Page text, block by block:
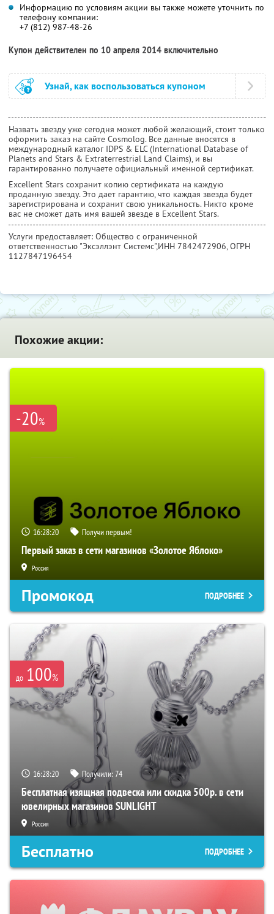
Информацию по условиям акции вы также можете уточнить по
телефону компании:
+7 (812) 987-48-26
Купон действителен по 10 апреля 2014 включительно
Узнай, как воспользоваться купоном
Назвать звезду уже сегодня может любой желающий, стоит только
оформить заказ на сайте Cosmolog. Все данные вносятся в
международный каталог IDPS & ELC (International Database of
Planets and Stars & Extraterrestrial Land Claims), и вы
гарантированно получаете официальный именной сертификат.
Excellent Stars сохранит копию сертификата на каждую
проданную звезду. Это дает гарантию, что каждая звезда будет
зарегистрирована и сохранит свою уникальность. Никто кроме
вас не сможет дать имя вашей звезде в Excellent Stars.
Услуги предоставляет: Общество с ограниченной
ответственностью "Эксэллэнт Системс",ИНН 7842472906, ОГРН
1127847196454
Похожие акции:
-20%
16:28:20 Получи первым!
Первый заказ в сети магазинов «Золотое Яблоко»
Россия
Промокод ПОДРОБНЕЕ
до 100%
16:28:20 Получили:74
Бесплатная изящная подвеска или скидка 500р. в сети
ювелирных магазинов SUNLIGHT
Россия
Бесплатно ПОДРОБНЕЕ